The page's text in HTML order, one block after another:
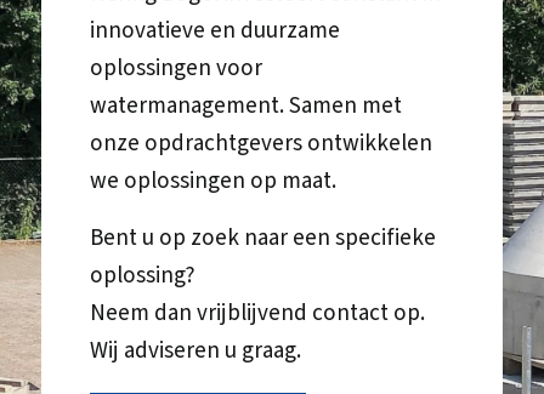
innovatieve en duurzame
oplossingen voor
watermanagement. Samen met
onze opdrachtgevers ontwikkelen
we oplossingen op maat.
Bent u op zoek naar een specifieke
oplossing?
Neem dan vrijblijvend contact op.
Wij adviseren u graag.